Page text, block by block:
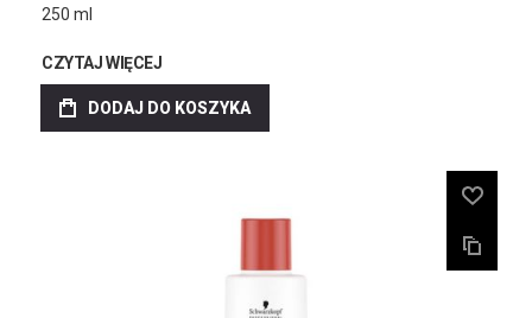
250 ml
CZYTAJ WIĘCEJ
DODAJ DO KOSZYKA